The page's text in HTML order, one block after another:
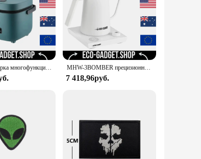
easy to clean, ensuring that your cooking
use. With this set, you can enjoy your
preparing a gourmet meal or a simple snack,
to come. It's the perfect blend of functionality,
Мини рисоварка многофункциональная Одиночная электрическая рисоварка антипригарная Бытовая маленькая кухонная Машина Приготовление каши супа 1,2 л ЕС MHW-3BOMBER прецизионный температурный Электрический чайник с гусиной шеей, 1200 Вт, нержавеющая сталь, наполнитель, кофейник, домашние кухонные аксессуары
7 418,96руб.